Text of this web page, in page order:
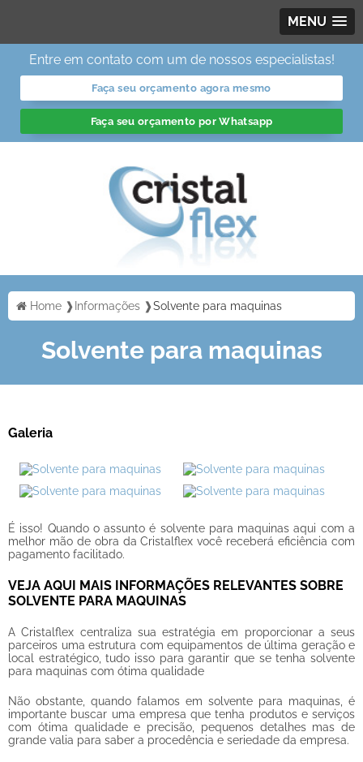
MENU
Entre em contato com um de nossos especialistas!
Faça seu orçamento agora mesmo
Faça seu orçamento por Whatsapp
Home ❱ Informações ❱Solvente para maquinas
Solvente para maquinas
Galeria
É isso! Quando o assunto é solvente para maquinas aqui com a
melhor mão de obra da Cristalflex você receberá eficiência com
pagamento facilitado.
VEJA AQUI MAIS INFORMAÇÕES RELEVANTES SOBRE
SOLVENTE PARA MAQUINAS
A Cristalflex centraliza sua estratégia em proporcionar a seus
parceiros uma estrutura com equipamentos de última geração e
local estratégico, tudo isso para garantir que se tenha solvente
para maquinas com ótima qualidade
Não obstante, quando falamos em solvente para maquinas , é
importante buscar uma empresa que tenha produtos e serviços
com ótima qualidade e precisão, pequenos detalhes mas de
grande valia para saber a procedência e seriedade da empresa.